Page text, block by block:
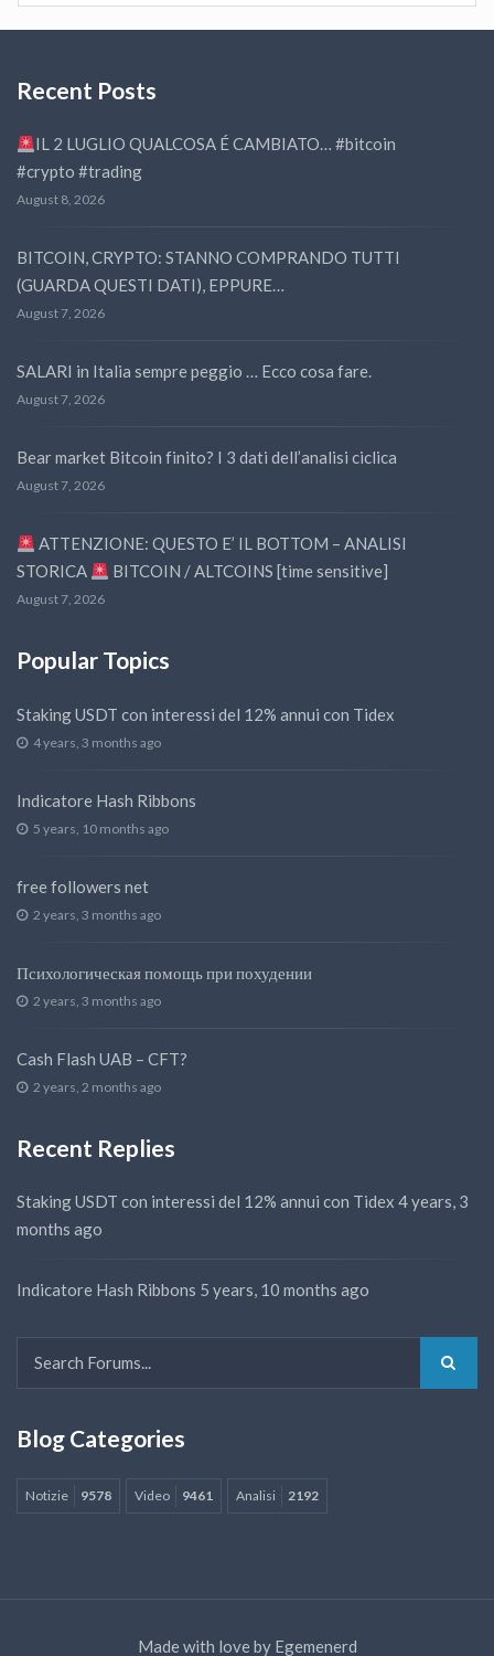
Recent Posts
IL 2 LUGLIO QUALCOSA É CAMBIATO… #bitcoin
#crypto #trading
August 8, 2026
BITCOIN, CRYPTO: STANNO COMPRANDO TUTTI
(GUARDA QUESTI DATI), EPPURE…
August 7, 2026
SALARI in Italia sempre peggio … Ecco cosa fare.
August 7, 2026
Bear market Bitcoin finito? I 3 dati dell’analisi ciclica
August 7, 2026
ATTENZIONE: QUESTO E’ IL BOTTOM – ANALISI
STORICA
BITCOIN / ALTCOINS [time sensitive]
August 7, 2026
Popular Topics
Staking USDT con interessi del 12% annui con Tidex
4 years, 3 months ago
Indicatore Hash Ribbons
5 years, 10 months ago
free followers net
2 years, 3 months ago
Психологическая помощь при похудении
2 years, 3 months ago
Cash Flash UAB – CFT?
2 years, 2 months ago
Recent Replies
Staking USDT con interessi del 12% annui con Tidex 4 years, 3
months ago
Indicatore Hash Ribbons 5 years, 10 months ago
Blog Categories
Notizie 9578 Video 9461 Analisi 2192
Made with love by Egemenerd